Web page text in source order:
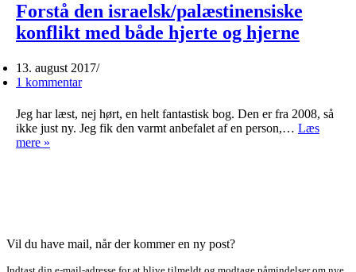
Forstå den israelsk/palæstinensiske
konflikt med både hjerte og hjerne
13. august 2017
1 kommentar
Jeg har læst, nej hørt, en helt fantastisk bog. Den er fra 2008, så
ikke just ny. Jeg fik den varmt anbefalet af en person,… Læs
mere »
og
Vil du have mail, når der kommer en ny post?